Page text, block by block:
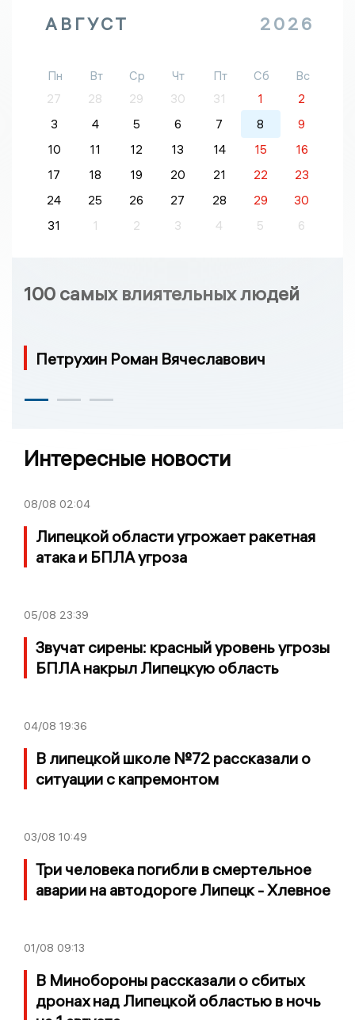
АВГУСТ 2026
Пн Вт Ср Чт Пт Сб
Вс
27
28 29 30 31 1
2
3
4 5 6 7 8
9
10
11 12 13 14 15
16
17
18 19 20 21 22
23
24
25 26 27 28 29
30
31
1 2 3 4 5 6
100 самых влиятельных людей
Петрухин Роман Вячеславович
Интересные новости
08/08 02:04
Липецкой области угрожает ракетная
атака и БПЛА угроза
05/08 23:39
Звучат сирены: красный уровень угрозы
БПЛА накрыл Липецкую область
04/08 19:36
В липецкой школе №72 рассказали о
ситуации с капремонтом
03/08 10:49
Три человека погибли в смертельное
аварии на автодороге Липецк - Хлевное
01/08 09:13
В Минобороны рассказали о сбитых
дронах над Липецкой областью в ночь